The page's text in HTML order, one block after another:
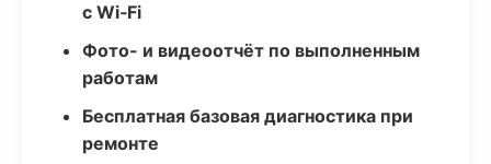
с Wi‑Fi
Фото- и видеоотчёт по выполненным
работам
Бесплатная базовая диагностика при
ремонте